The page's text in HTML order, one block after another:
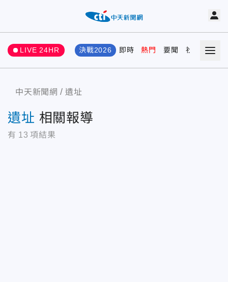
LIVE 24HR 決戰2026 即時 熱門 要聞 社會 娛樂
中天新聞網 遺址
遺址 相關報導
有 13 項結果